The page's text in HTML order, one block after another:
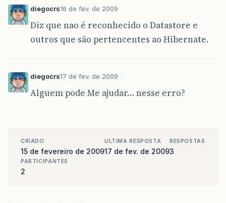
diegocrs16 de fev. de 2009
Diz que nao é reconhecido o Datastore e
outros que são pertencentes ao Hibernate.
diegocrs17 de fev. de 2009
Alguem pode Me ajudar… nesse erro?
CRIADO
15 de fevereiro de 2009
ULTIMA RESPOSTA
17 de fev. de 2009
RESPOSTAS
3
PARTICIPANTES
2